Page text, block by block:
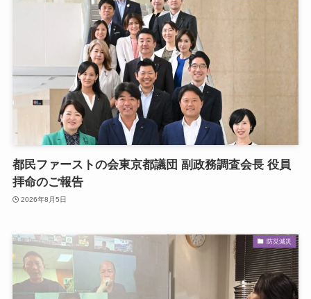
都民ファーストの会東京都議団 副政務調査会長 役員
拝命のご報告
2026年8月5日
防災減災